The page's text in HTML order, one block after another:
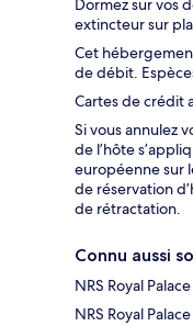
Dormez sur vos
extincteur sur
Cet
de débit.
Cartes de crédit
Si vous annulez
de l’hôte
européenne sur
de réservation
de rétractation.
Connu aussi
NRS Royal
NRS Royal